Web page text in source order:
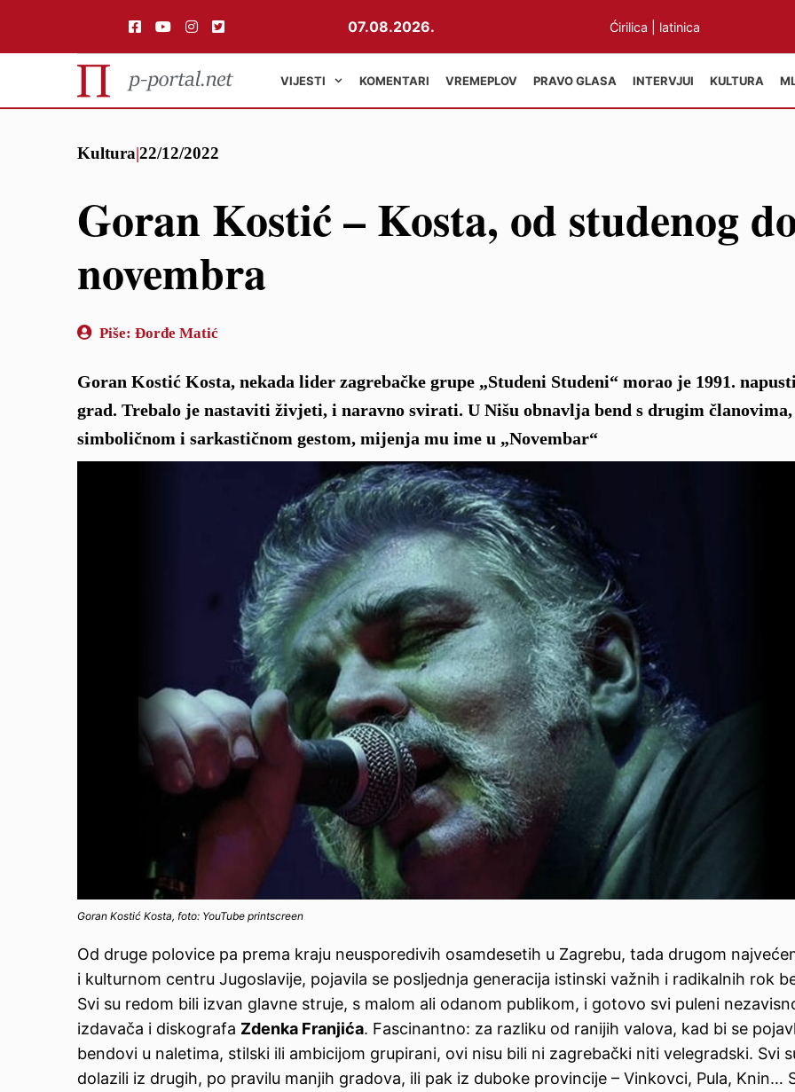
07.08.2026. Ćirilica latinica
VIJESTI KOMENTARI VREMEPLOV PRAVO GLASA INTERVJUI KULTURA
Kultura|22/12/2022
Goran Kostić – Kosta, od studenog
novembra
Piše: Đorđe Matić
Goran Kostić Kosta, nekada lider zagrebačke grupe „Studeni Studeni“ morao je 1991.
grad. Trebalo je nastaviti živjeti, i naravno svirati. U Nišu obnavlja bend s drugim
simboličnom i sarkastičnom gestom, mijenja mu ime u „Novembar“
Goran Kostić Kosta, foto: YouTube printscreen
Od druge polovice pa prema kraju neusporedivih osamdesetih u Zagrebu, tada drugom
i kulturnom centru Jugoslavije, pojavila se posljednja generacija istinski važnih i radikalnih rok
Svi su redom bili izvan glavne struje, s malom ali odanom publikom, i gotovo svi puleni
izdavača i diskografa Zdenka Franjića. Fascinantno: za razliku od ranijih valova, kad bi se
bendovi u naletima, stilski ili ambicijom grupirani, ovi nisu bili ni zagrebački niti velegradski. Svi
dolazili iz drugih, po pravilu manjih gradova, ili pak iz duboke provincije – Vinkovci, Pula, Knin…